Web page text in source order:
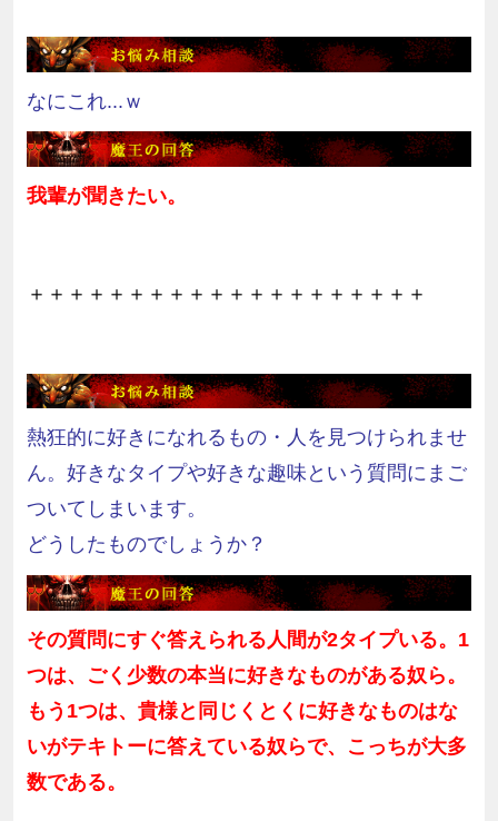
なにこれ...ｗ
我輩が聞きたい。
＋＋＋＋＋＋＋＋＋＋＋＋＋＋＋＋＋＋＋＋
熱狂的に好きになれるもの・人を見つけられませ
ん。好きなタイプや好きな趣味という質問にまご
ついてしまいます。
どうしたものでしょうか？
その質問にすぐ答えられる人間が2タイプいる。 1
つは、ごく少数の本当に好きなものがある奴ら。
もう 1つは、貴様と同じくとくに好きなものはな
いがテキトーに答えている奴らで、こっちが大多
数である。